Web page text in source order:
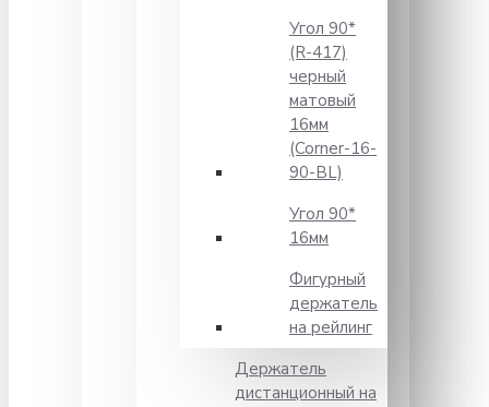
Угол 90*
(R-417)
черный
матовый
16мм
(Corner-16-
90-BL)
Угол 90*
16мм
Фигурный
держатель
на рейлинг
Держатель
дистанционный на